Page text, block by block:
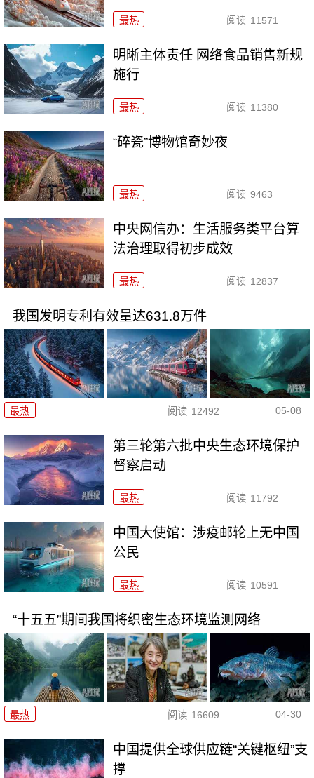
最热 阅读 11571
明晰主体责任 网络食品销售新规
施行
最热 阅读 11380
“碎瓷”博物馆奇妙夜
最热 阅读 9463
中央网信办：生活服务类平台算
法治理取得初步成效
最热 阅读 12837
我国发明专利有效量达631.8万件
最热 阅读 12492 05-08
第三轮第六批中央生态环境保护
督察启动
最热 阅读 11792
中国大使馆：涉疫邮轮上无中国
公民
最热 阅读 10591
“十五五”期间我国将织密生态环境监测网络
最热 阅读 16609 04-30
中国提供全球供应链“关键枢纽”支
撑